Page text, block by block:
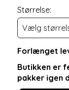
Størrelse:
Forlænget
Butikken er
pakker igen